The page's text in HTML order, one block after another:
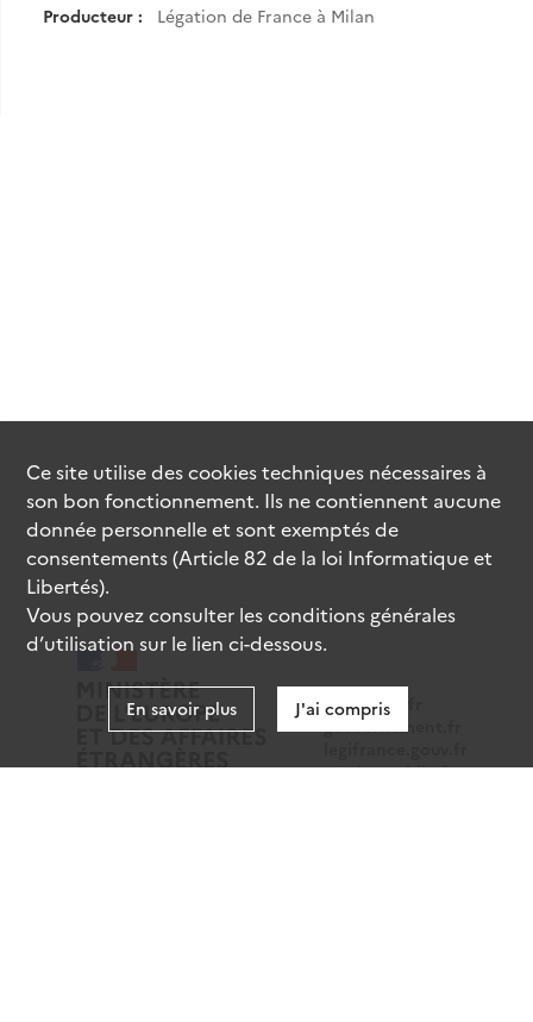
Producteur : Légation de France à Milan
data.gouv.fr
gouvernement.fr
service-public.fr
Ce site utilise descookiestechniques nécessaires à
son bon fonctionnement. Ils ne contiennent aucune
donnée personnelle et sont exemptés de
consentements (Article 82 de la loi Informatique et
Libertés).
Vous pouvez consulter les conditions générales
d’utilisation sur le lien ci-dessous.
En savoir plus J'ai compris